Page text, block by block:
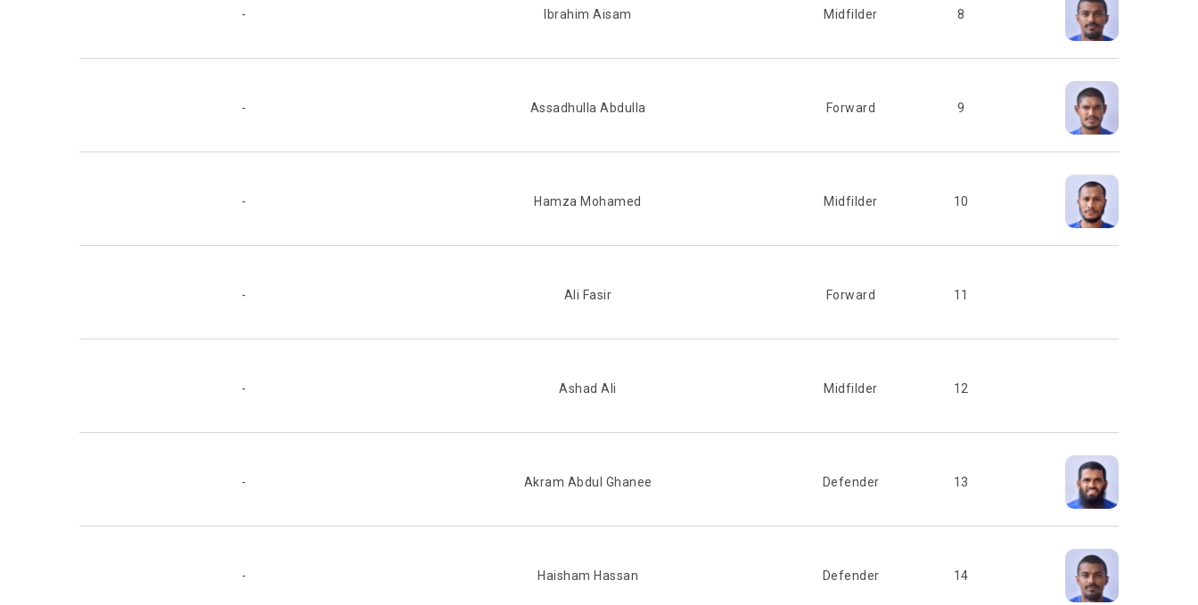
- Ibrahim Aisam Midfilder 8
- Assadhulla Abdulla Forward 9
- Hamza Mohamed Midfilder 10
- Ali Fasir Forward 11
- Ashad Ali Midfilder 12
- Akram Abdul Ghanee Defender 13
- Haisham Hassan Defender 14